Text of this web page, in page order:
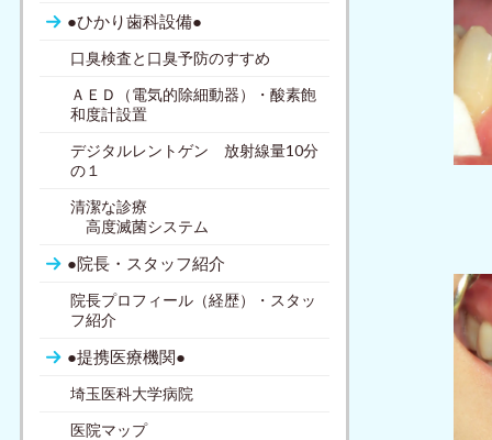
●ひかり歯科設備●
口臭検査と口臭予防のすすめ
ＡＥＤ（電気的除細動器）・酸素飽
和度計設置
デジタルレントゲン 放射線量10分
の１
清潔な診療
高度滅菌システム
●院長・スタッフ紹介
院長プロフィール（経歴）・スタッ
フ紹介
●提携医療機関●
埼玉医科大学病院
医院マップ